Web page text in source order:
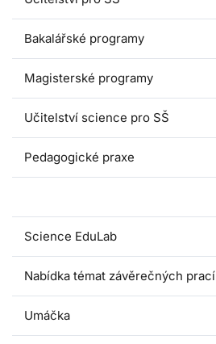
Bakalářské programy
Magisterské programy
Učitelství science pro SŠ
Pedagogické praxe
Science EduLab
Nabídka témat závěrečných prací
Umáčka